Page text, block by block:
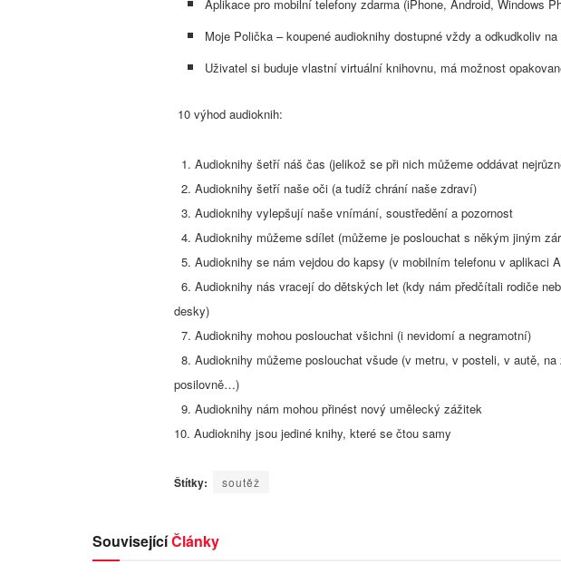
Aplikace pro mobilní telefony zdarma (iPhone, Android, Windows
Moje Polička – koupené audioknihy dostupné vždy a odkudkoliv na
Uživatel si buduje vlastní virtuální knihovnu, má možnost
10 výhod audioknih:
1. Audioknihy šetří náš čas (jelikož se při nich můžeme oddávat
2. Audioknihy šetří naše oči (a tudíž chrání naše zdraví)
3. Audioknihy vylepšují naše vnímání, soustředění a pozornost
4. Audioknihy můžeme sdílet (můžeme je poslouchat s někým jiným
5. Audioknihy se nám vejdou do kapsy (v mobilním telefonu v aplikaci
6. Audioknihy nás vracejí do dětských let (kdy nám předčítali rodiče
desky)
7. Audioknihy mohou poslouchat všichni (i nevidomí a negramotní)
8. Audioknihy můžeme poslouchat všude (v metru, v posteli, v autě,
posilovně…)
9. Audioknihy nám mohou přinést nový umělecký zážitek
10. Audioknihy jsou jediné knihy, které se čtou samy
Štítky: soutěž
SouvisejícíČlánky